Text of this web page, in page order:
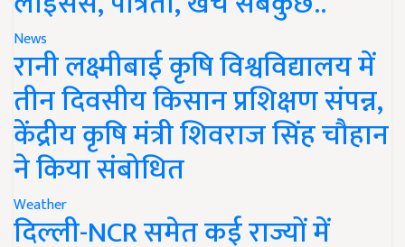
News
रानी लक्ष्मीबाई कृषि विश्वविद्यालय में
तीन दिवसीय किसान प्रशिक्षण संपन्न,
केंद्रीय कृषि मंत्री शिवराज सिंह चौहान
ने किया संबोधित
Weather
दिल्ली-NCR समेत कई राज्यों में